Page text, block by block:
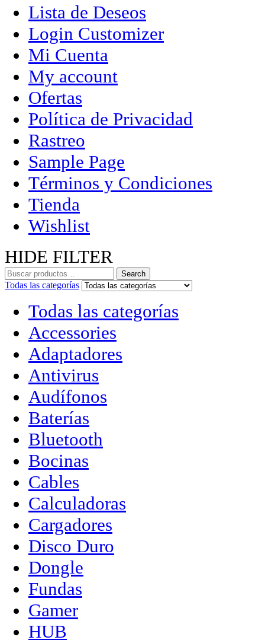
Lista de Deseos
Login Customizer
Mi Cuenta
My account
Ofertas
Política de Privacidad
Rastreo
Sample Page
Términos y Condiciones
Tienda
Wishlist
HIDE FILTER
Search
Todas las categorías
Todas las categorías
Accessories
Adaptadores
Antivirus
Audífonos
Baterías
Bluetooth
Bocinas
Cables
Calculadoras
Cargadores
Disco Duro
Dongle
Fundas
Gamer
HUB